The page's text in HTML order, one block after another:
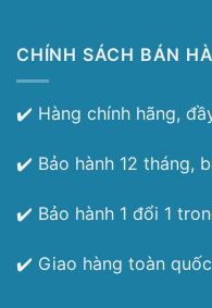
CHÍNH SÁCH BÁN
✔️ Hàng chính hãng,
✔️ Bảo hành 12 tháng,
✔️ Bảo hành 1 đổi 1
✔️ Giao hàng toàn